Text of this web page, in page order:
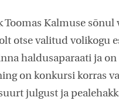
Kalmuse sõnul
otse valitud volikogu
haldusaparaati ja on
on konkursi korras
julgust ja